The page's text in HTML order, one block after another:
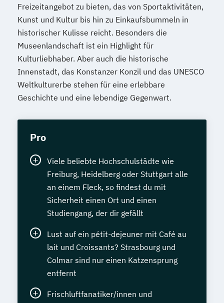
Freizeitangebot zu bieten, das von Sportaktivitäten,
Kunst und Kultur bis hin zu Einkaufsbummeln in
historischer Kulisse reicht. Besonders die
Museenlandschaft ist ein Highlight für
Kulturliebhaber. Aber auch die historische
Innenstadt, das Konstanzer Konzil und das UNESCO
Weltkulturerbe stehen für eine erlebbare
Geschichte und eine lebendige Gegenwart.
Pro
Viele beliebte Hochschulstädte wie
Freiburg, Heidelberg oder Stuttgart alle
an einem Fleck, so findest du mit
Sicherheit einen Ort und einen
Studiengang, der dir gefällt
Lust auf ein pétit-dejeuner mit Café au
lait und Croissants? Strasbourg und
Colmar sind nur einen Katzensprung
entfernt
Frischluftfanatiker/innen und